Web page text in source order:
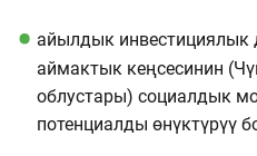
айылдык инвестициялык
аймактык кеңсесинин
облустары) социалдык
потенциалды өнүктүрүү